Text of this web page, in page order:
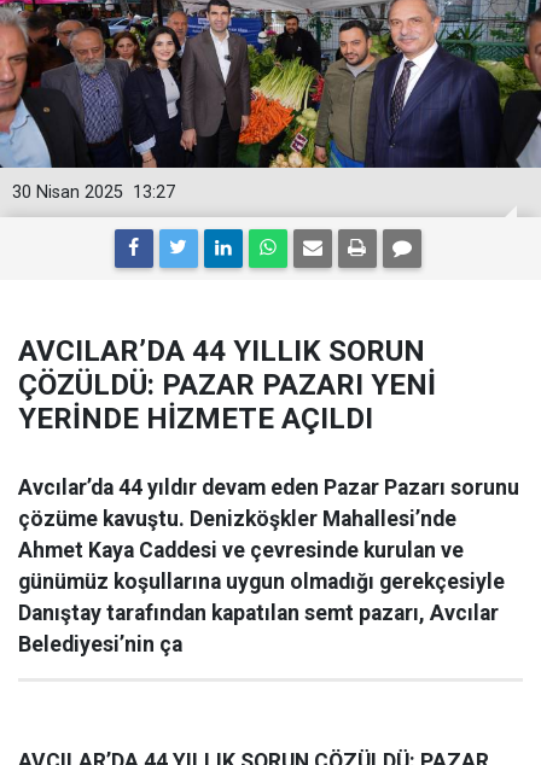
13:27
30 Nisan 2025
AVCILAR’DA 44 YILLIK SORUN
ÇÖZÜLDÜ: PAZAR PAZARI YENİ
YERİNDE HİZMETE AÇILDI
Avcılar’da 44 yıldır devam eden Pazar Pazarı sorunu
çözüme kavuştu. Denizköşkler Mahallesi’nde
Ahmet Kaya Caddesi ve çevresinde kurulan ve
günümüz koşullarına uygun olmadığı gerekçesiyle
Danıştay tarafından kapatılan semt pazarı, Avcılar
Belediyesi’nin ça